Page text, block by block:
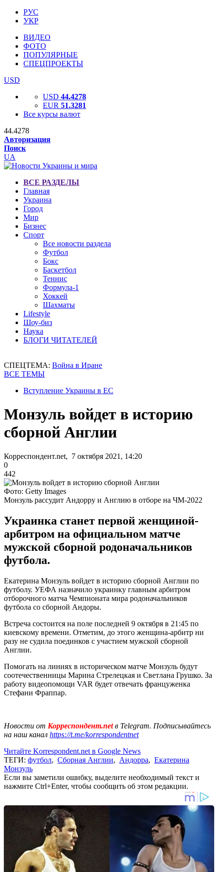
РУС
УКР
ВИДЕО
ФОТО
ПОПУЛЯРНЫЕ
СПЕЦПРОЕКТЫ
USD
USD 44.4278
EUR 51.3281
Все курсы валют
44.4278
Авторизация
Поиск
UA
ВСЕ РАЗДЕЛЫ
Главная
Украина
Город
Мир
Бизнес
Спорт
Все новости раздела
Футбол
Бокс
Баскетбол
Теннис
Формула-1
Хоккей
Шахматы
Lifestyle
Шоу-биз
Наука
БЛОГИ ЧИТАТЕЛЕЙ
СПЕЦТЕМА: Война в Иране
ВСЕ ТЕМЫ
Вступление Украины в ЕС
Монзуль войдет в историю
сборной Англии
Корреспондент.net, 7 октября 2021, 14:20
0
442
Фото: Getty Images
Монзуль рассудит Андорру и Англию в отборе на ЧМ-2022
Украинка станет первой женщиной-
арбитром на официальном матче
мужской сборной родоначальников
футбола.
Екатерина Монзуль войдет в историю сборной Англии по
футболу. УЕФА назначило украинку главным арбитром
отборочного матча Чемпионата мира родоначальников
футбола со сборной Андоры.
Встреча состоится на поле последней 9 октября в 21:45 по
киевскому времени. Отметим, до этого женщина-арбитр ни
разу не судила поединков с участием мужской сборной
Англии.
Помогать на линиях в историческом матче Монзуль будут
соотечественницы Марина Стрелецкая и Светлана Грушко. За
работу видеопомощи VAR будет отвечать француженка
Стефани Фраппар.
Новости от Корреспондент.netв Telegram. Подписывайтесь
на наш канал https://t.me/korrespondentnet
Читайте Korrespondent.net в Google News
ТЕГИ: футбол, Сборная Англии, Андорра, Екатерина
Монзуль
Если вы заметили ошибку, выделите необходимый текст и
нажмите Ctrl+Enter, чтобы сообщить об этом редакции.